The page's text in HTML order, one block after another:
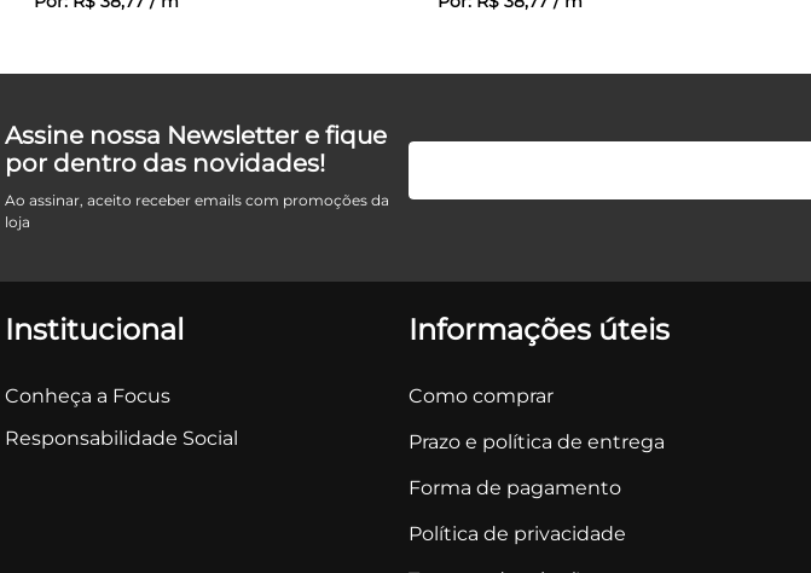
Assine nossa Newsletter e fique
por dentro das novidades!
Ao assinar, aceito receber emails com promoções da
loja
Institucional
Conheça a Focus
Responsabilidade Social
Informações úteis
Como comprar
Prazo e política de entrega
Forma de pagamento
Política de privacidade